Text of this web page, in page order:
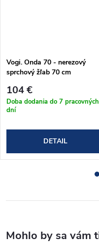
Vogi. Onda 70 - nerezový
sprchový žľab 70 cm
104 €
Doba dodania do 7 pracovných
dní
DETAIL